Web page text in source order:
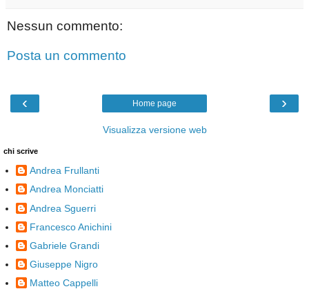
Nessun commento:
Posta un commento
‹ ›
Home page
Visualizza versione web
chi scrive
Andrea Frullanti
Andrea Monciatti
Andrea Sguerri
Francesco Anichini
Gabriele Grandi
Giuseppe Nigro
Matteo Cappelli